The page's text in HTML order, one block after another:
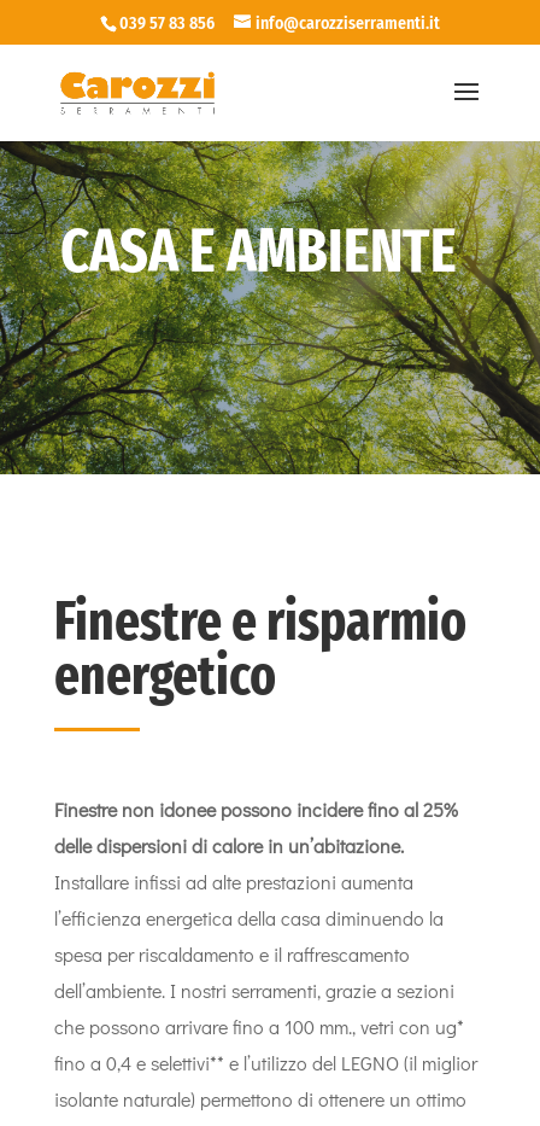
039 57 83 856 info@carozziserramenti.it
CASA E AMBIENTE
Finestre e risparmio
energetico
Finestre non idonee possono incidere fino al 25%
delle dispersioni di calore in un’abitazione.
Installare infissi ad alte prestazioni aumenta
l’efficienza energetica della casa diminuendo la
spesa per riscaldamento e il raffrescamento
dell’ambiente. I nostri serramenti, grazie a sezioni
che possono arrivare fino a 100 mm., vetri con ug*
fino a 0,4 e selettivi** e l’utilizzo del LEGNO (il miglior
isolante naturale) permettono di ottenere un ottimo